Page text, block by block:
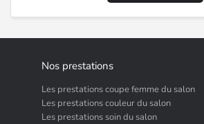
Nos prestations
Les prestations coupe femme du salon
Les prestations couleur du salon
Les prestations soin du salon